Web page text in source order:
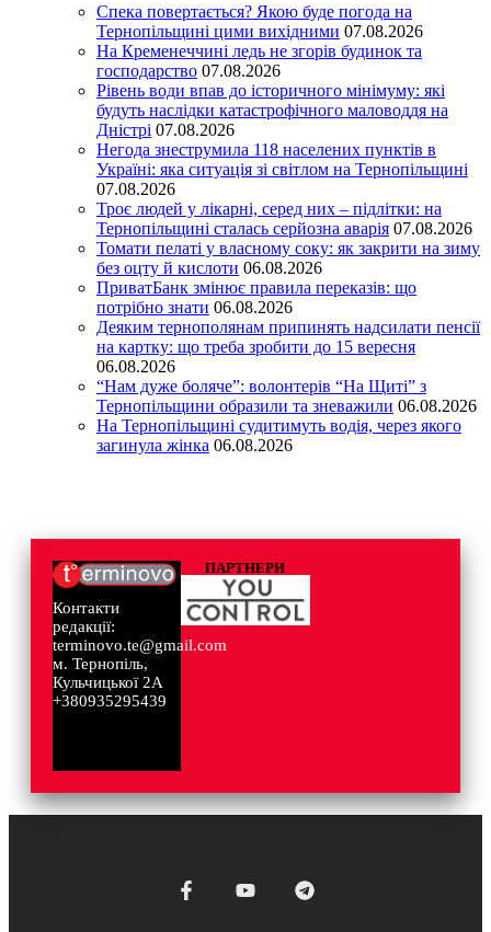
Спека повертається? Якою буде погода на
Тернопільщині цими вихідними 07.08.2026
На Кременеччині ледь не згорів будинок та
господарство 07.08.2026
Рівень води впав до історичного мінімуму: які
будуть наслідки катастрофічного маловоддя на
Дністрі 07.08.2026
Негода знеструмила 118 населених пунктів в
Україні: яка ситуація зі світлом на Тернопільщині
07.08.2026
Троє людей у лікарні, серед них – підлітки: на
Тернопільщині сталась серйозна аварія 07.08.2026
Томати пелаті у власному соку: як закрити на зиму
без оцту й кислоти 06.08.2026
ПриватБанк змінює правила переказів: що
потрібно знати 06.08.2026
Деяким тернополянам припинять надсилати пенсії
на картку: що треба зробити до 15 вересня
06.08.2026
“Нам дуже боляче”: волонтерів “На Щиті” з
Тернопільщини образили та зневажили 06.08.2026
На Тернопільщині судитимуть водія, через якого
загинула жінка 06.08.2026
Контакти
редакції:
terminovo.te@gmail.com
м. Тернопіль,
Кульчицької 2А
+380935295439
ПАРТНЕРИ